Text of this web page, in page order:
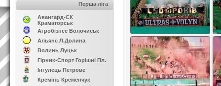
Перша ліга
Авангард-СК
Краматорськ
Агробізнес Волочиськ
Альянс Л.Долина
Волинь Луцьк
Гірник-Спорт Горішні Пл.
Інгулець Петрове
Кремінь Кременчук